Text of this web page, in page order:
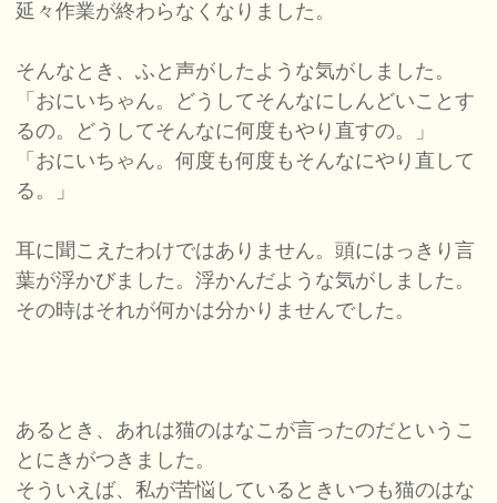
延々作業が終わらなくなりました。
そんなとき、ふと声がしたような気がしました。
「おにいちゃん。どうしてそんなにしんどいことす
るの。どうしてそんなに何度もやり直すの。」
「おにいちゃん。何度も何度もそんなにやり直して
る。」
耳に聞こえたわけではありません。頭にはっきり言
葉が浮かびました。浮かんだような気がしました。
その時はそれが何かは分かりませんでした。
あるとき、あれは猫のはなこが言ったのだというこ
とにきがつきました。
そういえば、私が苦悩しているときいつも猫のはな